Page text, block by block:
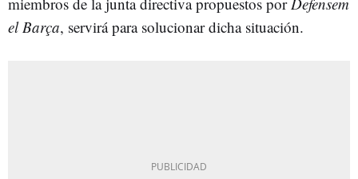
el Barça, servirá para solucionar dicha situación.